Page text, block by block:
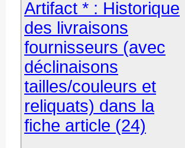
Artifact * : Historique
des livraisons
fournisseurs (avec
déclinaisons
tailles/couleurs et
reliquats) dans la
fiche article (24)